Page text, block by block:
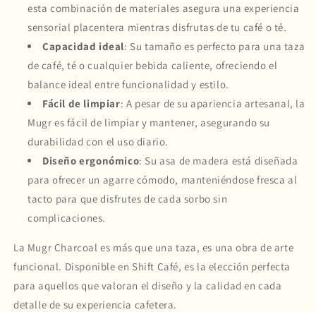
esta combinación de materiales asegura una experiencia
sensorial placentera mientras disfrutas de tu café o té.
Capacidad ideal: Su tamaño es perfecto para una taza
de café, té o cualquier bebida caliente, ofreciendo el
balance ideal entre funcionalidad y estilo.
Fácil de limpiar: A pesar de su apariencia artesanal, la
Mugr es fácil de limpiar y mantener, asegurando su
durabilidad con el uso diario.
Diseño ergonómico: Su asa de madera está diseñada
para ofrecer un agarre cómodo, manteniéndose fresca al
tacto para que disfrutes de cada sorbo sin
complicaciones.
La Mugr Charcoal es más que una taza, es una obra de arte
funcional. Disponible en Shift Café, es la elección perfecta
para aquellos que valoran el diseño y la calidad en cada
detalle de su experiencia cafetera.
Compra ahora y paga a meses
sin tarjeta de crédito
Agrega tu producto al carrito yelige
pagar con Meses sin Tarjeta.
2 En tu cuenta de Mercado Pago,
la cantidad de meses
3
débito u otros medios.
Crédito sujeto a aprobación.
¿Tienes dudas? Consulta nuestra